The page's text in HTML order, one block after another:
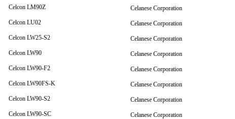
Celcon LM90Z
Celanese Corporation
Celcon LU02
Celanese Corporation
Celcon LW25-S2
Celanese Corporation
Celcon LW90
Celanese Corporation
Celcon LW90-F2
Celanese Corporation
Celcon LW90FS-K
Celanese Corporation
Celcon LW90-S2
Celanese Corporation
Celcon LW90-SC
Celanese Corporation